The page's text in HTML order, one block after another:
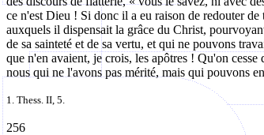
ce n'est Dieu ! Si donc il a eu raison de redouter
auxquels il dispensait la grâce du Christ,
de sa sainteté et de sa vertu, et qui ne pouvons
que n'en avaient, je crois, les apôtres ! Qu'on
nous qui ne l'avons pas mérité, mais qui pouvons
1. Thess. II, 5.
256